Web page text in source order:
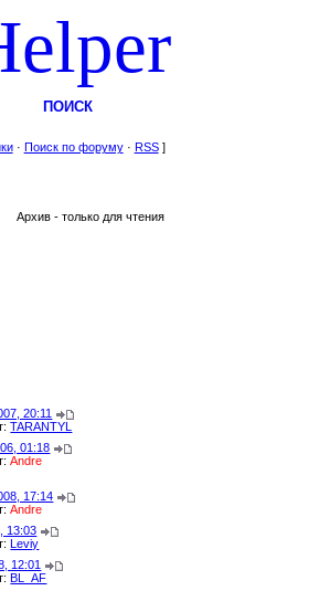
ПОИСК
· Поиск по форуму· RSS]
Архив - только для чтения
20:11
TARANTYL
01:18
Andre
17:14
Andre
13:03
Leviy
12:01
BL_AF